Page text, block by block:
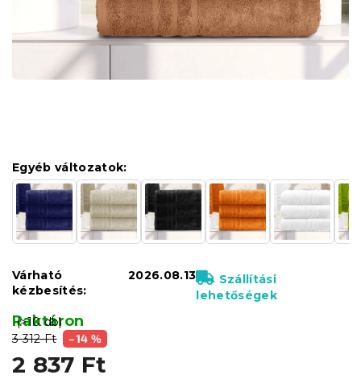
3 312 Ft –14 %
2 837 Ft
Raktáron
(>10 db)
Egyéb változatok:
Várható
kézbesítés:
2026.08.13
Szállítási
lehetőségek